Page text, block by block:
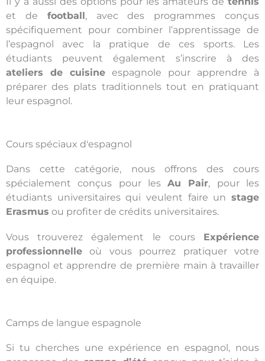
et de football, avec des programmes conçus
spécifiquement pour combiner l’apprentissage de
l’espagnol avec la pratique de ces sports. Les
étudiants peuvent également s’inscrire à des
ateliers de cuisine espagnole pour apprendre à
préparer des plats traditionnels tout en pratiquant
leur espagnol.
Cours spéciaux d'espagnol
Dans cette catégorie, nous offrons des cours
spécialement conçus pour lesAu Pair, pour les
étudiants universitaires qui veulent faire un stage
Erasmus ou profiter de crédits universitaires.
Vous trouverez également le cours Expérience
professionnelle où vous pourrez pratiquer votre
espagnol et apprendre de première main à travailler
en équipe.
Camps de langue espagnole
Si tu cherches une expérience en espagnol, nous